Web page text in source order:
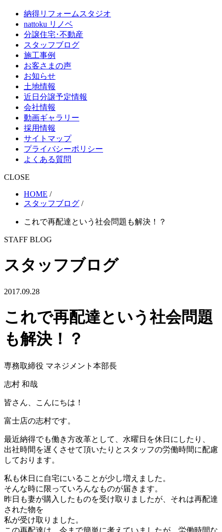
納得リフォームスタジオ
nattoku リノベ
分譲住宅･不動産
スタッフブログ
施工事例
お客さまの声
お知らせ
土地情報
近日分譲予定情報
会社情報
動画ギャラリー
採用情報
サイトマップ
プライバシーポリシー
よくある質問
CLOSE
HOME /
スタッフブログ /
これで再配達という社会問題も解決！？
STAFF BLOG
スタッフブログ
2017.09.28
これで再配達という社会問題
も解決！？
専務取締役 マネジメント本部長
志村 和哉
皆さん、こんにちは！
富士店の志村です。
最近納得でも働き方改革として、水曜日を休日にしたり、
出社時間を遅くさせて頂いたりとスタッフの労働時間に配慮
しております。
私も休日に自宅にいることが少し増えました。
そんな時に限っていろんなものが届きます。
昨日も妻が購入したものを受け取りましたが、それは再配達
された物を
私が受け取りました。
この再配達は、今まで簡単に考えていましたが、労働時間な